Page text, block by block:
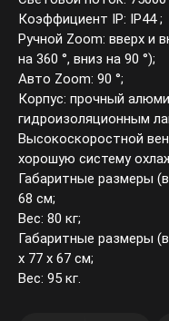
Коэффициент IP: IP44 ;
Ручной Zoom: вверх и
на 360 °, вниз на 90 °);
Авто Zoom: 90 °;
Корпус: прочный
гидроизоляционным
Высокоскоростной
хорошую систему
Габаритные размеры
68 см;
Вес: 80 кг;
Габаритные размеры
х 77 х 67 см;
Вес: 95 кг.